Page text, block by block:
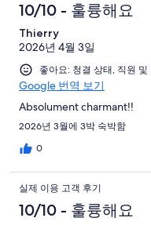
10/10 - 훌륭해요
Thierry
2026년 4월 3일
좋아요: 청결 상태, 직원
Google 번역 보기
Absolument charmant!!
2026년 3월에 3박 숙박함
0
실제 이용 고객 후기
10/10 - 훌륭해요